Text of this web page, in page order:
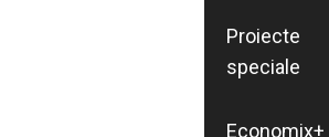
Proiecte
speciale
Economix+